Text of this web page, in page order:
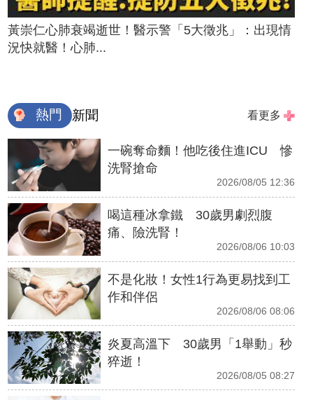
黃崇仁心肺衰竭逝世！醫示警「5大徵兆」：出現情
況快就醫！心肺...
熱門 新聞 看更多
一碗奪命麵！他吃後住進ICU 慘
洗腎搶命
2026/08/05 12:36
喝這種冰拿鐵 30歲男劇烈腹
痛、險洗腎！
2026/08/06 10:03
不是化妝！女性1行為更易找到工
作和伴侶
2026/08/06 08:06
炎夏高溫下 30歲男「1舉動」秒
猝逝！
2026/08/05 08:27